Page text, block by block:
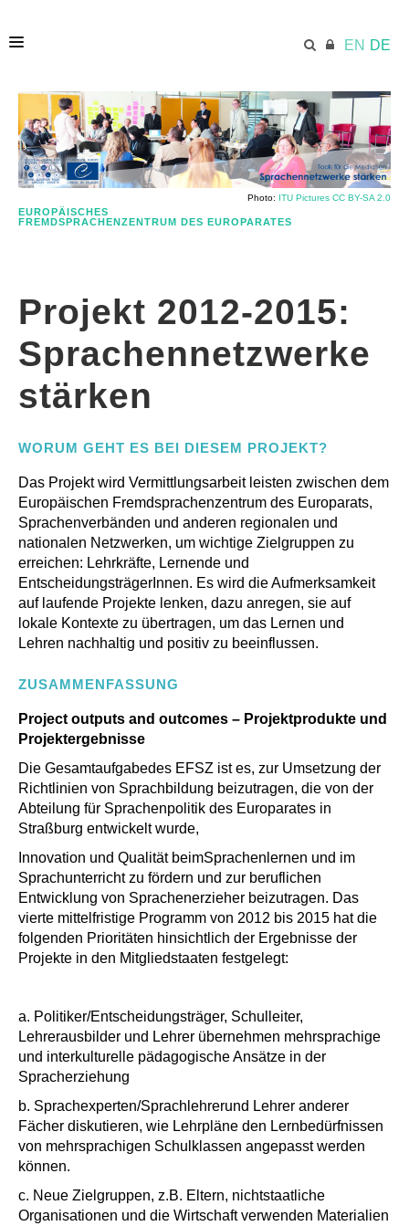
EN DE
ECML.AT
VERWENDUNG VON EFSZ-RESSOURCEN (EN)
PUBLIKATION
Photo: ITU Pictures CC BY-SA 2.0
EUROPÄISCHES
FREMDSPRACHENZENTRUM DES EUROPARATES
Projekt 2012-2015:
Sprachennetzwerke
stärken
WORUM GEHT ES BEI DIESEM PROJEKT?
Das Projekt wird Vermittlungsarbeit leisten zwischen dem
Europäischen Fremdsprachenzentrum des Europarats,
Sprachenverbänden und anderen regionalen und
nationalen Netzwerken, um wichtige Zielgruppen zu
erreichen: Lehrkräfte, Lernende und
EntscheidungsträgerInnen. Es wird die Aufmerksamkeit
auf laufende Projekte lenken, dazu anregen, sie auf
lokale Kontexte zu übertragen, um das Lernen und
Lehren nachhaltig und positiv zu beeinflussen.
ZUSAMMENFASSUNG
Project outputs and outcomes – Projektprodukte und
Projektergebnisse
Die Gesamtaufgabedes EFSZ ist es, zur Umsetzung der
Richtlinien von Sprachbildung beizutragen, die von der
Abteilung für Sprachenpolitik des Europarates in
Straßburg entwickelt wurde,
Innovation und Qualität beimSprachenlernen und im
Sprachunterricht zu fördern und zur beruflichen
Entwicklung von Sprachenerzieher beizutragen. Das
vierte mittelfristige Programm von 2012 bis 2015 hat die
folgenden Prioritäten hinsichtlich der Ergebnisse der
Projekte in den Mitgliedstaaten festgelegt:
a. Politiker/Entscheidungsträger, Schulleiter,
Lehrerausbilder und Lehrer übernehmen mehrsprachige
und interkulturelle pädagogischeAnsätze in der
Spracherziehung
b. Sprachexperten/Sprachlehrerund Lehrer anderer
Fächer diskutieren, wie Lehrpläne den Lernbedürfnissen
von mehrsprachigen Schulklassen angepasst werden
können.
c. Neue Zielgruppen, z.B. Eltern, nichtstaatliche
Organisationen und die Wirtschaftverwenden Materialien